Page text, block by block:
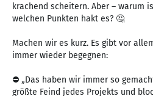
krachend scheitern. Aber – warum
welchen Punkten hakt es? 🤔
Machen wir es kurz. Es gibt vor
immer wieder begegnen:
⛔️ „Das haben wir immer so
größte Feind jedes Projekts und